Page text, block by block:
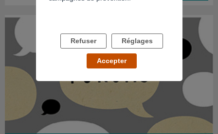
Refuser Réglages
Accepter